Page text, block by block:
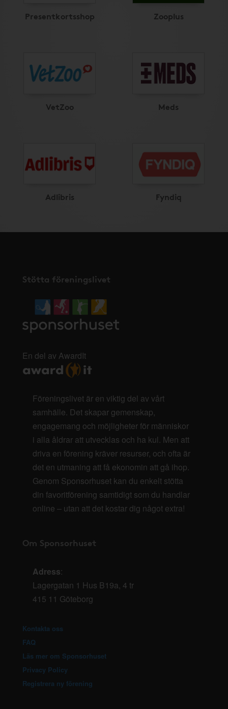
Presentkortsshop Zooplus
VetZoo Meds
Adlibris Fyndiq
Stötta föreningslivet
En del av AwardIt
Föreningslivet är en viktig del av vårt
samhälle. Det skapar gemenskap,
engagemang och möjligheter för människor
i alla åldrar att utvecklas och ha kul. Men att
driva en förening kräver resurser, och ofta är
det en utmaning att få ekonomin att gå ihop.
Genom Sponsorhuset kan du enkelt stötta
din favoritförening samtidigt som du handlar
online – utan att det kostar dig något extra!
Om Sponsorhuset
Adress:
Lagergatan 1 Hus B19a, 4 tr
415 11 Göteborg
Kontakta oss
FAQ
Läs mer om Sponsorhuset
Privacy Policy
Registrera ny förening